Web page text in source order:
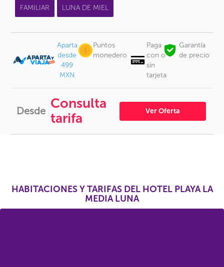
FAMILIAR LUNA DE MIEL
Aparta
desde
499
MXN
Puntos
monedero
Paga
con o
sin
tarjeta
Garantía
de precio
Desde Consulta
tarifa
Ver Oferta
HABITACIONES Y TARIFAS DEL HOTEL PLAYA LA
MEDIA LUNA